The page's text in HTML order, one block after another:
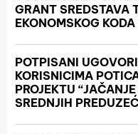
GRANT SREDSTAVA
EKONOMSKOG
POTPISANI
KORISNICIMA
PROJEKTU
SREDNJIH